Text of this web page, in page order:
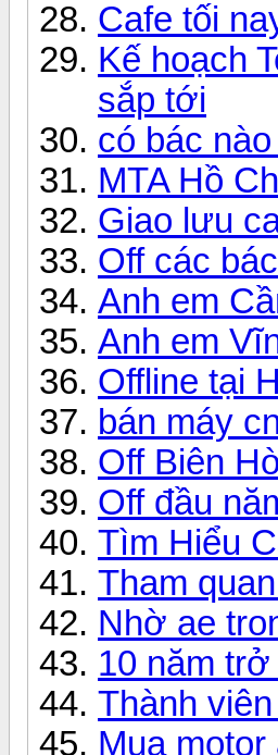
Cafe tối
Kế hoạch
sắp tới
có bác
MTA Hồ
Giao lưu
Off các
Anh em
Anh em
Offline tại
bán máy
Off Biên
Off đầu
Tìm Hiểu
Tham
Nhờ ae
10 năm
Thành
Mua